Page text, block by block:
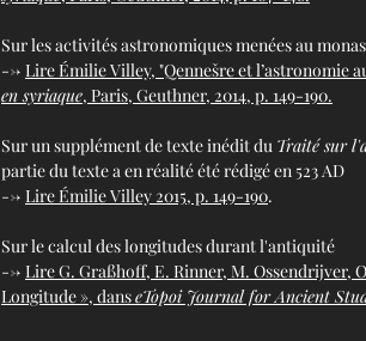
Sur les activités astronomiques menées au
--> Lire Émilie Villey, "Qennešre et l’astronomie
en syriaque, Paris, Geuthner, 2014, p. 149-190.
Sur un supplément de texte inédit du Traité sur
partie du texte a en réalité été rédigé en 523 AD
--> Lire Émilie Villey 2015, p. 149-190.
Sur le calcul des longitudes durant l'antiquité
--> Lire G. Graßhoff, E. Rinner, M. Ossendrijver,
Longitude », danseTopoi Journal for Ancient